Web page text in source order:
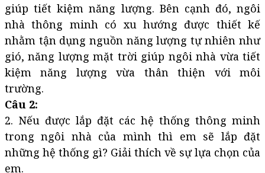
giúp tiết kiệm năng lượng. Bên cạnh đó, ngôi
nhà thông minh có xu hướng được thiết kế
nhằm tận dụng nguồn năng lượng tự nhiên như
gió, năng lượng mặt trời giúp ngôi nhà vừa tiết
kiệm năng lượng vừa thân thiện với môi
trường.
Câu 2:
2. Nếu được lắp đặt các hệ thống thông minh
trong ngôi nhà của mình thì em sẽ lắp đặt
những hệ thống gì? Giải thích về sự lựa chọn của
em.